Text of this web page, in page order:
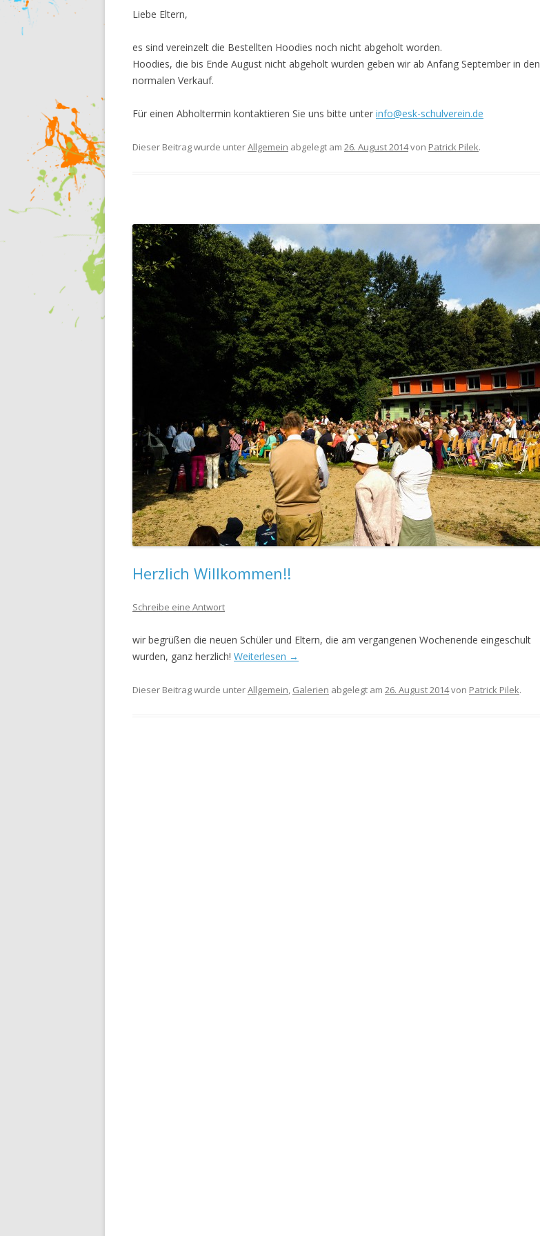
– 21. NOVEMBER 2016
MITGLIEDERVERSAMMLUNG 2017
MITGLIEDERVERSAMMLUNG 2025
Liebe Eltern,
es sind vereinzelt die Bestellten Hoodies noch nicht abgeholt worden.
Hoodies, die bis Ende August nicht abgeholt wurden geben wir ab Anfang September in den
normalen Verkauf.
Für einen Abholtermin kontaktieren Sie uns bitte unter info@esk-schulverein.de
Dieser Beitrag wurde unterAllgemein abgelegt am 26. August 2014von Patrick Pilek.
Herzlich Willkommen!!
Schreibe eine Antwort
wir begrüßen die neuen Schüler und Eltern, die am vergangenen Wochenende eingeschult
wurden, ganz herzlich! Weiterlesen →
Dieser Beitrag wurde unterAllgemein, Galerien abgelegt am 26. August 2014von Patrick Pilek.